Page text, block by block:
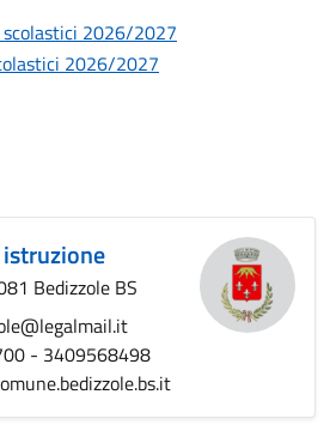
2026/2027
2026/2027
Bedizzole BS
- 3409568498